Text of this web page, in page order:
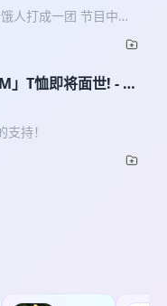
人打成一团 节目中提
品“猫鹅狗鸡”： 秃子土
：
」T恤即将面世! - 垃
持！